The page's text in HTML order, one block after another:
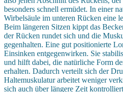
besonders schnell ermüdet. In einer
Wirbelsäule im unteren Rücken eine
Beim längeren Sitzen kippt das
der Rücken rundet sich und die
gegenhalten. Eine gut positionierte
Einsinken entgegenwirken. Sie
und hilft dabei, die natürliche Form
erhalten. Dadurch verteilt sich der
Haltemuskulatur arbeitet weniger
sich auch über längere Zeit